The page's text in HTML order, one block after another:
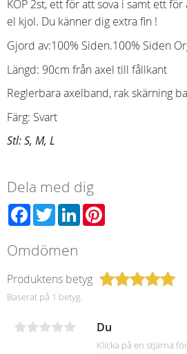
KÖP 2st, ett för att sova i samt ett
el kjol. Du känner dig extra fin !
Gjord av:100% Siden.100% Siden
Längd: 90cm från axel till fållkant
Reglerbara axelband, rak skärning
Färg: Svart
Stl: S, M, L
Dela med dig
Facebook
TwitterLinkedIn
Omdömen
Produktens betyg
Baserat på 1 betyg.
Du
Klicka på en stjärna